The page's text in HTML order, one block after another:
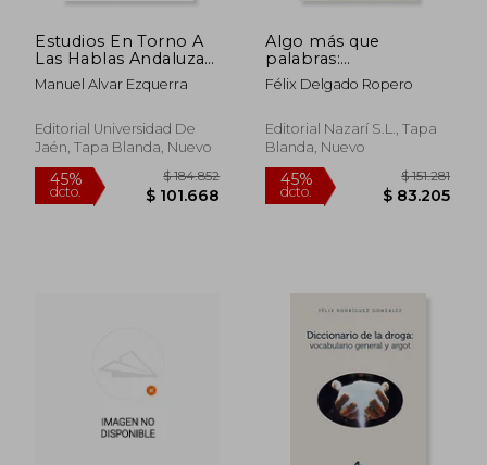
Estudios En Torno A
Las Hablas Andaluzas
Y Otras Cuestiones
Manuel Alvar Ezquerra
Editorial Universidad De
Jaén, Tapa Blanda, Nuevo
Algo más que
palabras:
Divertimento léxico
sobre Algarinejo y sus
Félix Delgado Ropero
Editorial Nazarí S.L., Tapa
Blanda, Nuevo